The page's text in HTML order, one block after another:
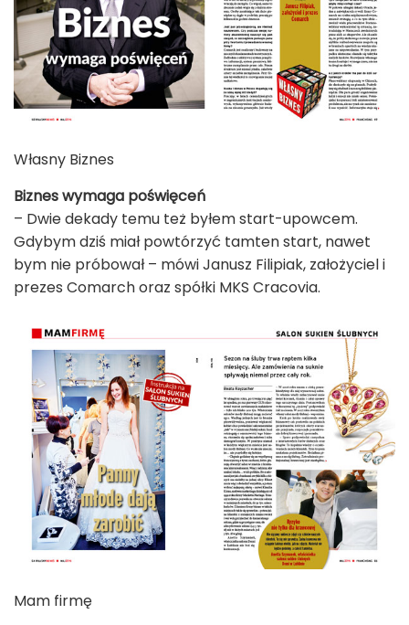
Własny Biznes
Biznes wymaga poświęceń
– Dwie dekady temu też byłem start-upowcem.
Gdybym dziś miał powtórzyć tamten start, nawet
bym nie próbował – mówi Janusz Filipiak, założyciel i
prezes Comarch oraz spółki MKS Cracovia.
Mam firmę